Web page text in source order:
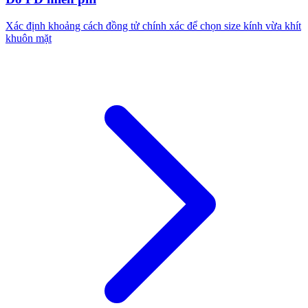
Xác định khoảng cách đồng tử chính xác để chọn size kính vừa khít
khuôn mặt